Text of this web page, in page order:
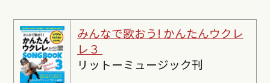
みんなで歌おう! かんたんウクレ
レ３
リットーミュージック刊